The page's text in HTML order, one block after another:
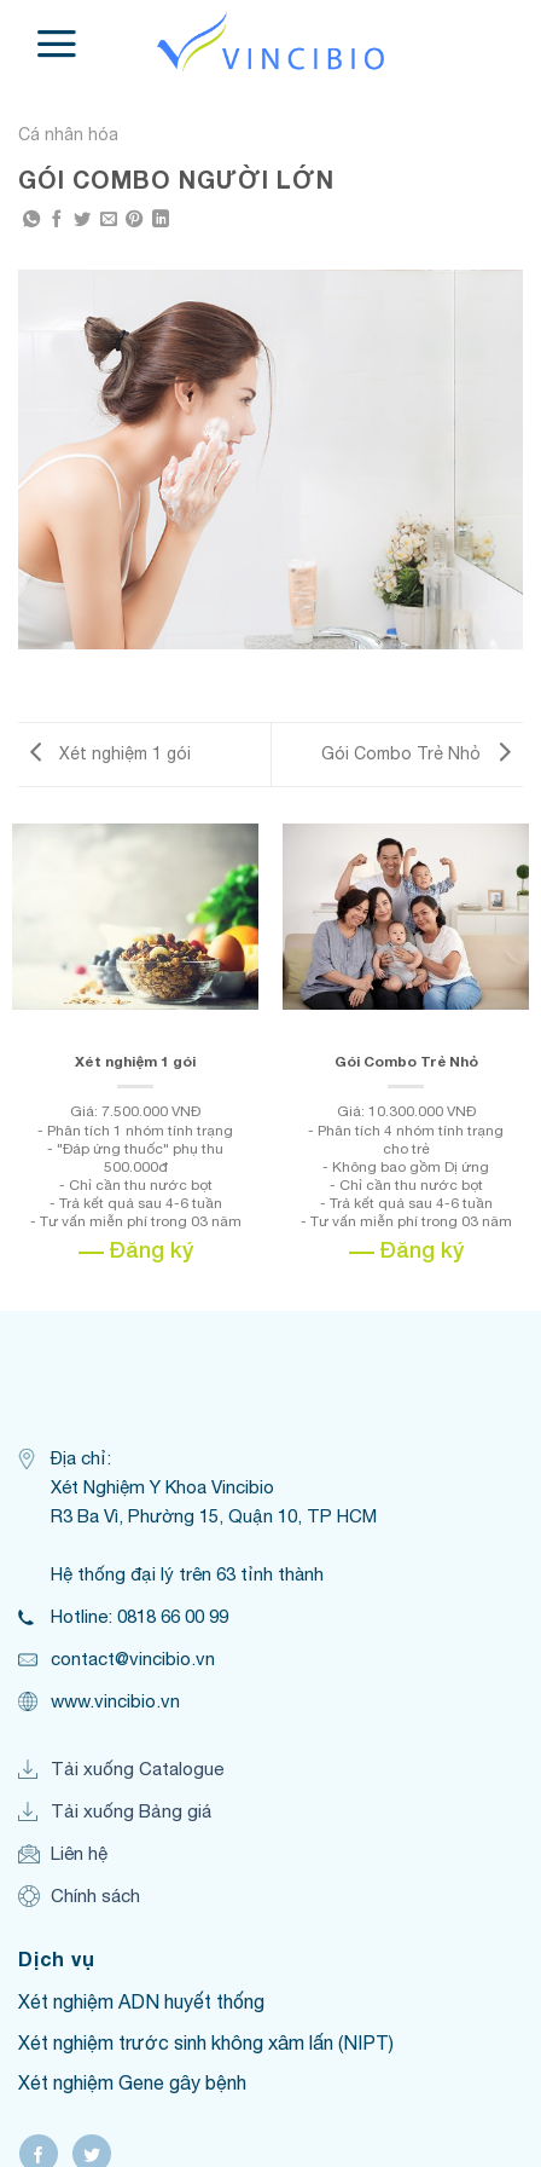
Cá nhân hóa
GÓI COMBO NGƯỜI LỚN
Xét nghiệm 1 gói Gói Combo Trẻ Nhỏ
Xét nghiệm 1 gói
Giá: 7.500.000 VNĐ
- Phân tích 1 nhóm tính trạng
- "Đáp ứng thuốc" phụ thu
500.000đ
- Chỉ cần thu nước bọt
- Trả kết quả sau 4-6 tuần
- Tư vấn miễn phí trong 03 năm
Đăng ký
Gói Combo Trẻ Nhỏ
Giá: 10.300.000 VNĐ
- Phân tích 4 nhóm tính trạng
cho trẻ
- Không bao gồm Dị ứng
- Chỉ cần thu nước bọt
- Trả kết quả sau 4-6 tuần
- Tư vấn miễn phí trong 03 năm
Đăng ký
Địa chỉ:
Xét Nghiệm Y Khoa Vincibio
R3 Ba Vì, Phường 15, Quận 10, TP HCM
Hệ thống đại lý trên 63 tỉnh thành
Hotline: 0818 66 00 99
contact@vincibio.vn
www.vincibio.vn
Tải xuống Catalogue
Tải xuống Bảng giá
Liên hệ
Chính sách
Dịch vụ
Xét nghiệm ADN huyết thống
Xét nghiệm trước sinh không xâm lấn (NIPT)
Xét nghiệm Gene gây bệnh